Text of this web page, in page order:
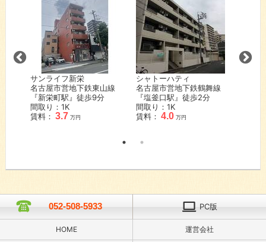
サンライフ新栄
名古屋市営地下鉄東山線
『新栄町駅』徒歩9分
間取り：1K
賃料： 3.7 万円
シャトーハティ
名古屋市営地下鉄鶴舞線
『塩釜口駅』徒歩2分
間取り：1K
賃料： 4.0 万円
052-508-5933 PC版
HOME 運営会社